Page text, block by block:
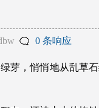
0 条响应
芽，悄悄地从乱草